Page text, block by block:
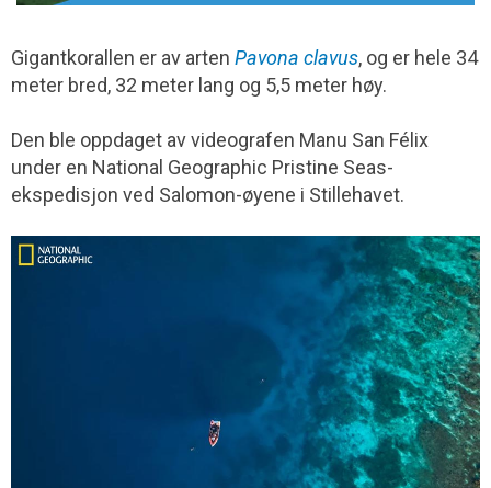
Gigantkorallen er av arten Pavona clavus, og er hele 34
meter bred, 32 meter lang og 5,5 meter høy.
Den ble oppdaget av videografen Manu San Félix
under en National Geographic Pristine Seas-
ekspedisjon ved Salomon-øyene i Stillehavet.